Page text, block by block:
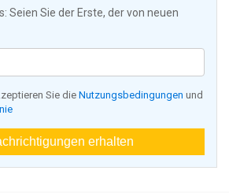
Seien Sie der Erste, der von neuen
Sie die Nutzungsbedingungen und
erhalten